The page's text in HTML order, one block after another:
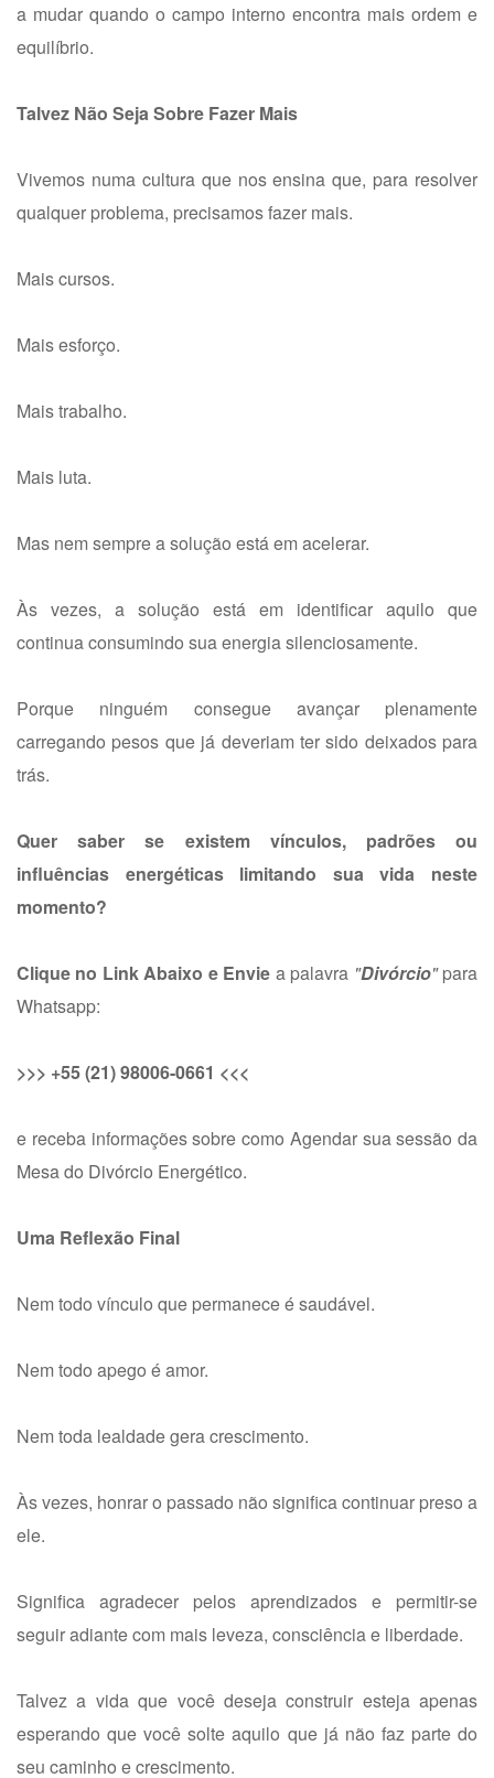
a mudar quando o campo interno encontra mais ordem e
equilíbrio.
Talvez Não Seja Sobre Fazer Mais
Vivemos numa cultura que nos ensina que, para resolver
qualquer problema, precisamos fazer mais.
Mais cursos.
Mais esforço.
Mais trabalho.
Mais luta.
Mas nem sempre a solução está em acelerar.
Às vezes, a solução está em identificar aquilo que
continua consumindo sua energia silenciosamente.
Porque ninguém consegue avançar plenamente
carregando pesos que já deveriam ter sido deixados para
trás.
Quer saber se existem vínculos, padrões ou
influências energéticas limitando sua vida neste
momento?
Clique no Link Abaixo e Envie a palavra "Divórcio"para
Whatsapp:
>>> +55 (21) 98006-0661 <<<
e receba informações sobre como Agendar sua sessão da
Mesa do Divórcio Energético.
Uma Reflexão Final
Nem todo vínculo que permanece é saudável.
Nem todo apego é amor.
Nem toda lealdade gera crescimento.
Às vezes, honrar o passado não significa continuar preso a
ele.
Significa agradecer pelos aprendizados e permitir-se
seguir adiante com mais leveza, consciência e liberdade.
Talvez a vida que você deseja construir esteja apenas
esperando que você solte aquilo que já não faz parte do
seu caminho e crescimento.